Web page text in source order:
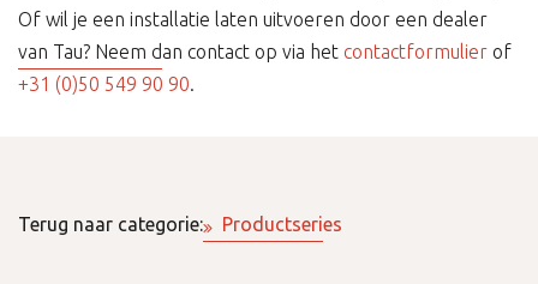
Of wil je een installatie laten uitvoeren door een dealer
van Tau? Neem dan contact op via het contactformulier of
+31 (0)50 549 90 90.
Terug naar categorie: Productseries